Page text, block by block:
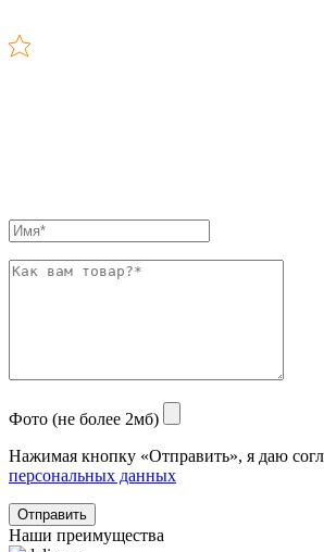
Фото (не более 2мб)
Нажимая кнопку «Отправить», я даю
персональных данных
Отправить
Наши преимущества